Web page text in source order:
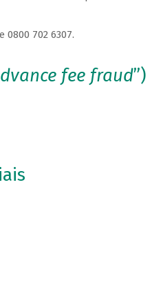
702 6307.
fee fraud”)